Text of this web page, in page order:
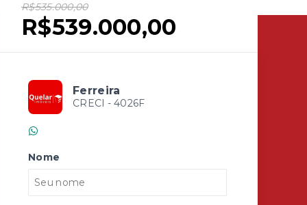
R$535.000,00
R$539.000,00
Ferreira
CRECI - 4026F
Nome